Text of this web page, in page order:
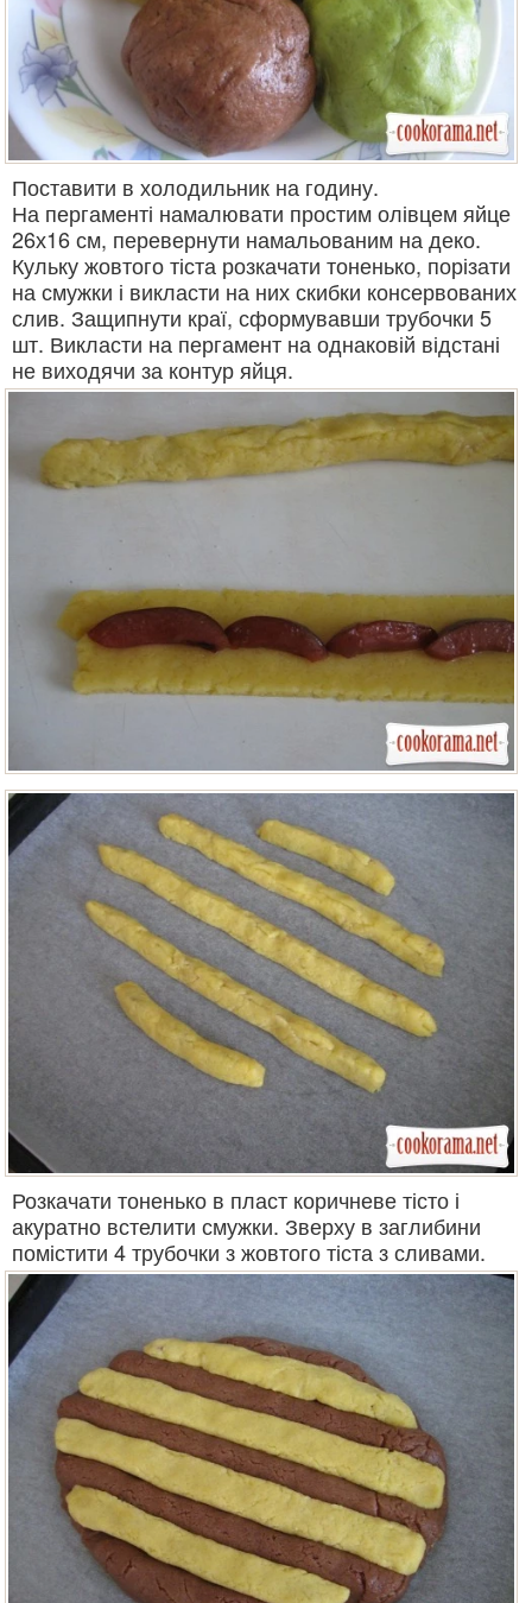
Поставити в холодильник на годину.
На пергаменті намалювати простим олівцем яйце
26х16 см, перевернути намальованим на деко.
Кульку жовтого тіста розкачати тоненько, порізати
на смужки і викласти на них скибки консервованих
слив. Защипнути краї, сформувавши трубочки 5
шт. Викласти на пергамент на однаковій відстані
не виходячи за контур яйця.
Розкачати тоненько в пласт коричневе тісто і
акуратно встелити смужки. Зверху в заглибини
помістити 4 трубочки з жовтого тіста з сливами.